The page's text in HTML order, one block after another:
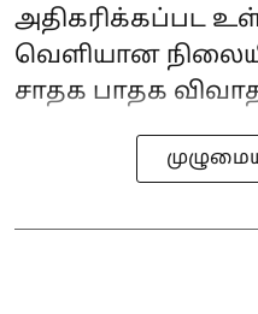
அதிகரிக்கப்பட
வெளியான
சாதக பாதக